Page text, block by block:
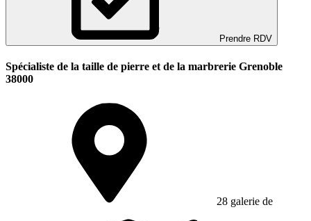
Prendre RDV
Spécialiste de la taille de pierre et de la marbrerie Grenoble
38000
28 galerie de